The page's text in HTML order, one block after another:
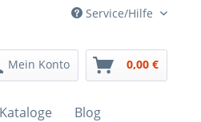
Service/Hilfe
Mein Konto 0,00 €
Kataloge Blog